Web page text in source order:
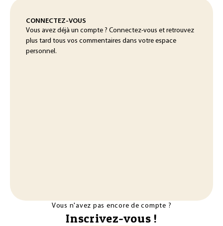
CONNECTEZ-VOUS
Vous avez déjà un compte ? Connectez-vous et retrouvez
plus tard tous vos commentaires dans votre espace
personnel.
Vous n'avez pas encore de compte ?
Inscrivez-vous !